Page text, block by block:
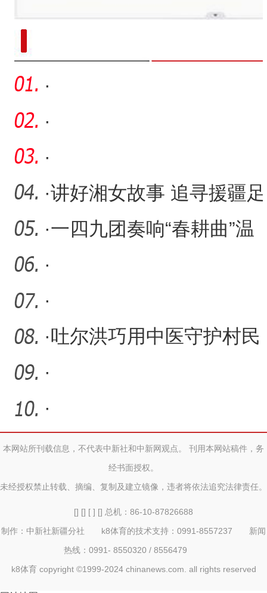
·
·
·
·讲好湘女故事 追寻援疆足
迹 “天山芙蓉·八千湘女
·一四九团奏响“春耕曲”温
室大棚育苗忙
·
·
·吐尔洪巧用中医守护村民
·
·
本网站所刊载信息，不代表中新社和中新网观点。 刊用本网站稿件，务
经书面授权。
未经授权禁止转载、摘编、复制及建立镜像，违者将依法追究法律责任。
[] [] [ ] [] 总机：86-10-87826688
制作：中新社新疆分社 k8体育的技术支持：0991-8557237 新闻
热线：0991- 8550320 / 8556479
k8体育 copyright ©1999-2024 chinanews.com. all rights reserved